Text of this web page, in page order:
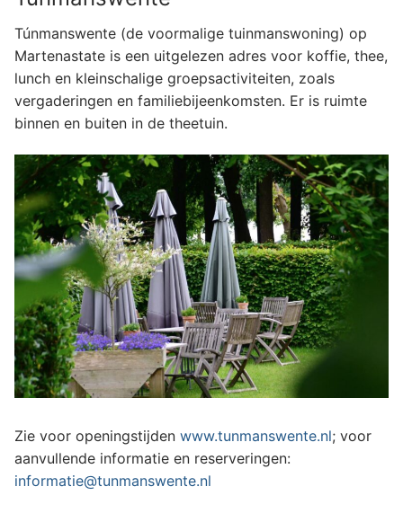
Túnmanswente (de voormalige tuinmanswoning) op
Martenastate is een uitgelezen adres voor koffie, thee,
lunch en kleinschalige groepsactiviteiten, zoals
vergaderingen en familiebijeenkomsten. Er is ruimte
binnen en buiten in de theetuin.
Zie voor openingstijden www.tunmanswente.nl; voor
aanvullende informatie en reserveringen:
informatie@tunmanswente.nl